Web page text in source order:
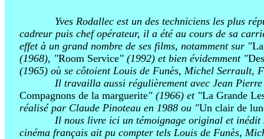
Yves Rodallec est un des techniciens les plus
cadreur puis chef opérateur, il a été au cours de sa
effet à un grand nombre de ses films, notamment sur "
(1968), "Room Service" (1992) et bien évidemment "
(1965) où se côtoient Louis de Funès, Michel
Il travailla aussi régulièrement avec Jean
Compagnons de la marguerite" (1966) et "La Grande
réalisé par Claude Pinoteau en 1988 ou "Un clair de
Il nous livre ici un témoignage original et inédit
cinéma français ait pu compter tels Louis de Funès,